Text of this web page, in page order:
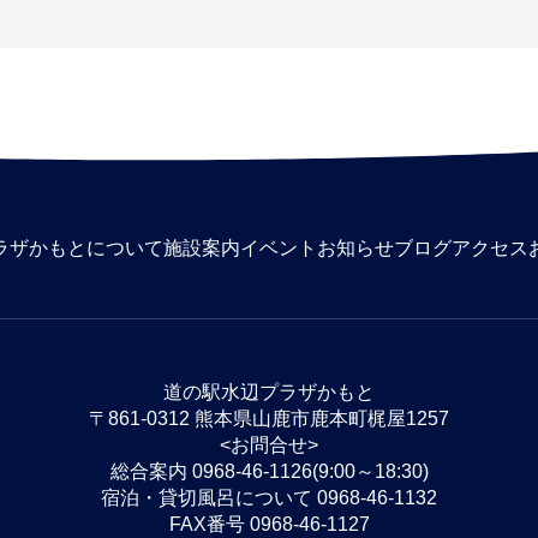
ザかもとについて施設案内イベント お知らせブログアクセス
道の駅水辺プラザかもと
〒861-0312 熊本県山鹿市鹿本町梶屋1257
<お問合せ>
総合案内 0968-46-1126(9:00～18:30)
宿泊・貸切風呂について 0968-46-1132
FAX番号 0968-46-1127